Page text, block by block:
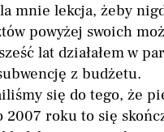
mnie lekcja, żeby
powyżej swoich
lat działałem w
z budżetu.
się do tego, że
2007 roku to się